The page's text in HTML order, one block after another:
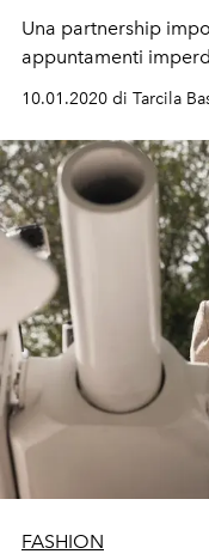
Una partnership
appuntamenti
10.01.2020 di Tarcila
FASHION